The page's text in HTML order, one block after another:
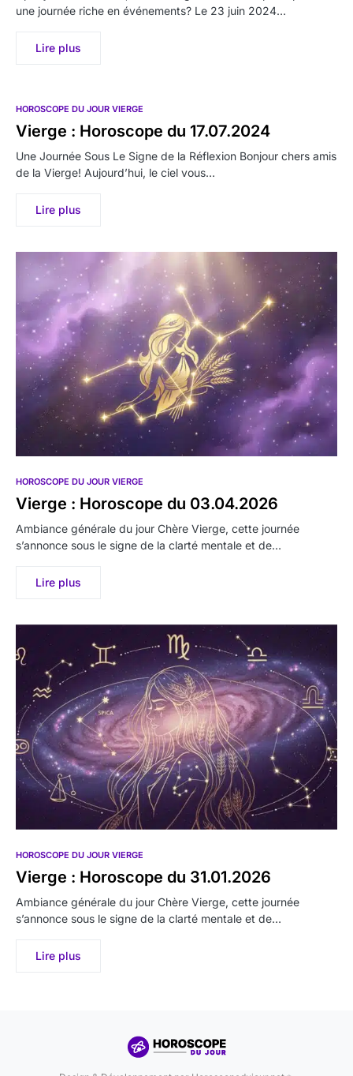
une journée riche en événements? Le 23 juin 2024…
Lire plus
HOROSCOPE DU JOUR VIERGE
Vierge : Horoscope du 17.07.2024
Une Journée Sous Le Signe de la Réflexion Bonjour chers amis
de la Vierge! Aujourd’hui, le ciel vous…
Lire plus
HOROSCOPE DU JOUR VIERGE
Vierge : Horoscope du 03.04.2026
Ambiance générale du jour Chère Vierge, cette journée
s’annonce sous le signe de la clarté mentale et de…
Lire plus
HOROSCOPE DU JOUR VIERGE
Vierge : Horoscope du 31.01.2026
Ambiance générale du jour Chère Vierge, cette journée
s’annonce sous le signe de la clarté mentale et de…
Lire plus